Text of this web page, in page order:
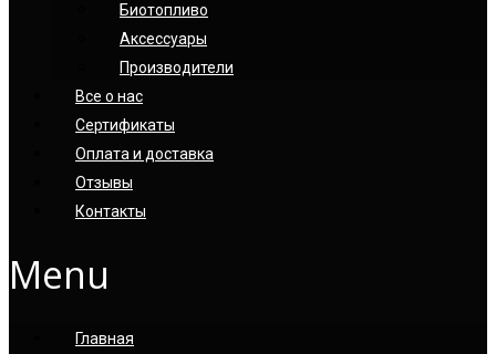
Биотопливо
Аксессуары
Производители
Все о нас
Сертификаты
Оплата и доставка
Отзывы
Контакты
Menu
Главная